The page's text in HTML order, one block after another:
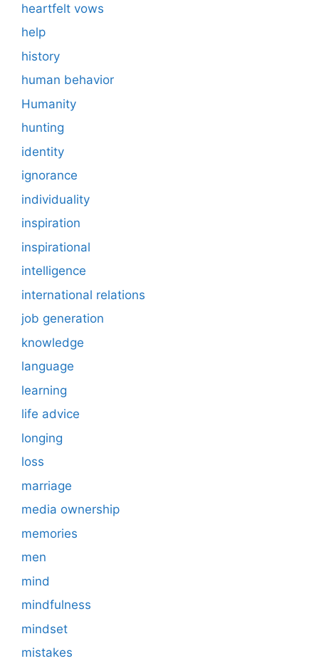
heartfelt vows
help
history
human behavior
Humanity
hunting
identity
ignorance
individuality
inspiration
inspirational
intelligence
international relations
job generation
knowledge
language
learning
life advice
longing
loss
marriage
media ownership
memories
men
mind
mindfulness
mindset
mistakes